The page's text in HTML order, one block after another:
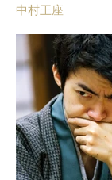
​中村王座